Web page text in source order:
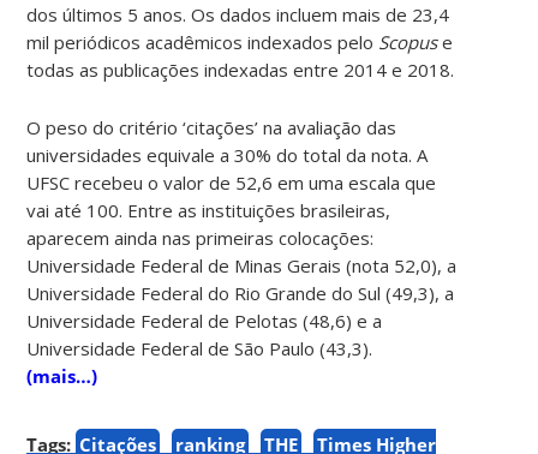
dos últimos 5 anos. Os dados incluem mais de 23,4
mil periódicos acadêmicos indexados pelo Scopuse
todas as publicações indexadas entre 2014 e 2018.
O peso do critério ‘citações’ na avaliação das
universidades equivale a 30% do total da nota. A
UFSC recebeu o valor de 52,6 em uma escala que
vai até 100. Entre as instituições brasileiras,
aparecem ainda nas primeiras colocações:
Universidade Federal de Minas Gerais (nota 52,0), a
Universidade Federal do Rio Grande do Sul (49,3), a
Universidade Federal de Pelotas (48,6) e a
Universidade Federal de São Paulo (43,3).
(mais…)
Tags: Citações ranking THE
Times Higher